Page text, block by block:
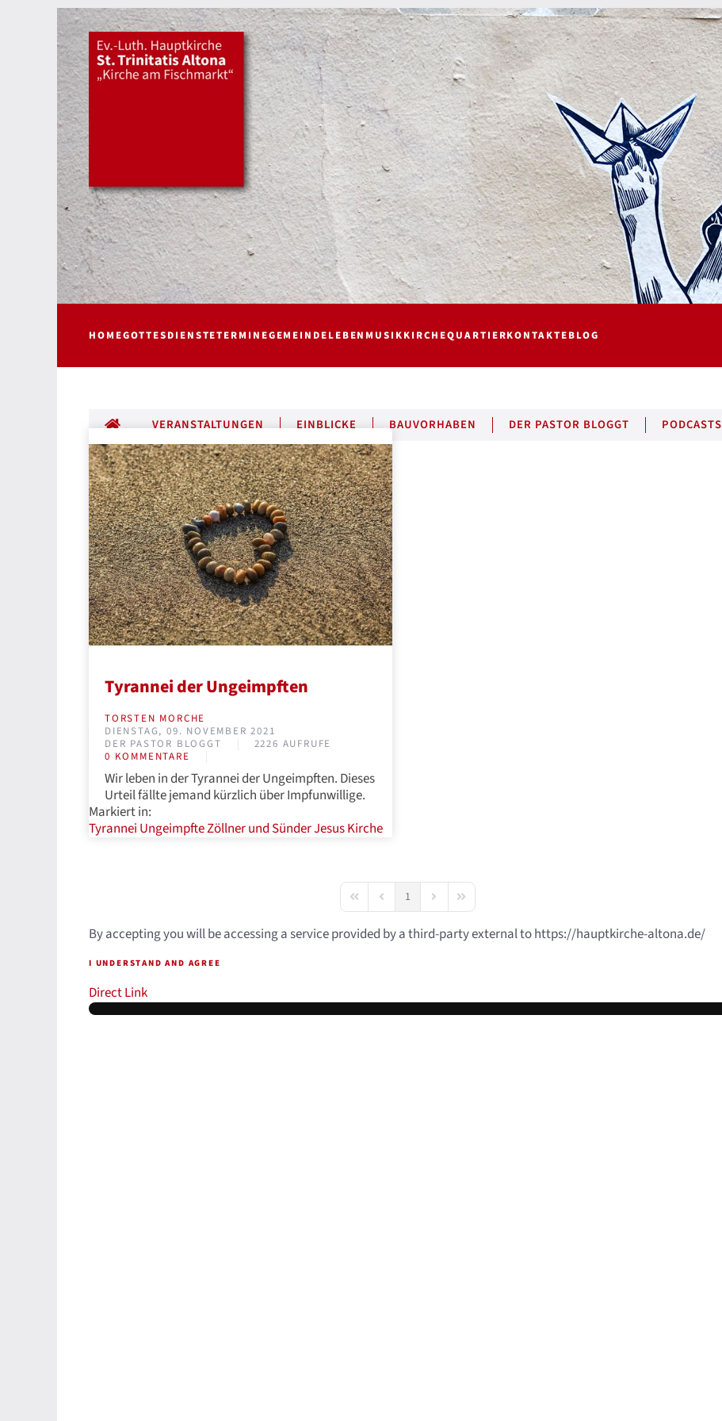
HOMEGOTTESDIENSTETERMINEGEMEINDELEBEN MUSIKKIRCHEQUARTIERKONTAKTEBLOG
ALLE BEITRÄGE
VERANSTALTUNGEN EINBLICKE BAUVORHABEN DER PASTOR BLOGGT PODCASTS
Tyrannei der Ungeimpften
TORSTEN MORCHE
DIENSTAG, 09. NOVEMBER 2021
DER PASTOR BLOGGT
2226 AUFRUFE
0 KOMMENTARE
Wir leben in der Tyrannei der Ungeimpften. Dieses
Urteil fällte jemand kürzlich über Impfunwillige.
Markiert in:
Tyrannei UngeimpfteZöllner und SünderJesusKirche
First PagePrevious Page
1 Next PageLast Page
By accepting you will be accessing a service provided by a third-party external to https://hauptkirche-altona.de/
I UNDERSTAND AND AGREE
Direct Link